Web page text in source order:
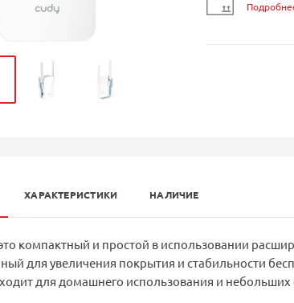
ХАРАКТЕРИСТИКИ НАЛИЧИЕ
это компактный и простой в использовании
для увеличения покрытия и стабильности
для домашнего использования и небольших